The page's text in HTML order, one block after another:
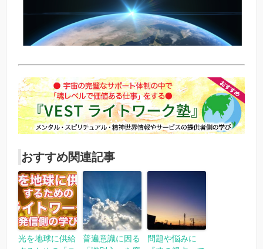
おすすめ関連記事
光を地球に供給
普遍意識に因る
問題や悩みに